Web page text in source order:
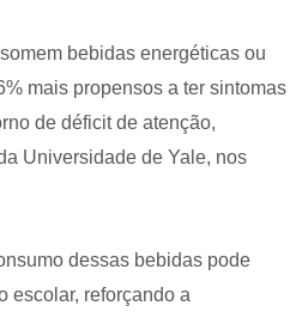
bebidas energéticas ou
mais propensos a ter sintomas
de déficit de atenção,
Universidade de Yale, nos
dessas bebidas pode
escolar, reforçando a